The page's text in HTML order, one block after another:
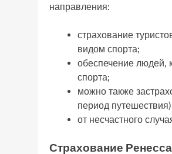
направления:
страхование
видом спорта;
обеспечение людей,
спорта;
можно также
период
от несчастного
Страхование